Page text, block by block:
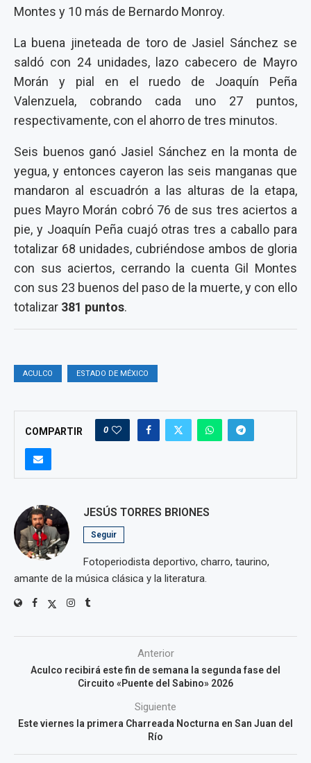
Montes y 10 más de Bernardo Monroy.
La buena jineteada de toro de Jasiel Sánchez se
saldó con 24 unidades, lazo cabecero de Mayro
Morán y pial en el ruedo de Joaquín Peña
Valenzuela, cobrando cada uno 27 puntos,
respectivamente, con el ahorro de tres minutos.
Seis buenos ganó Jasiel Sánchez en la monta de
yegua, y entonces cayeron las seis manganas que
mandaron al escuadrón a las alturas de la etapa,
pues Mayro Morán cobró 76 de sus tres aciertos a
pie, y Joaquín Peña cuajó otras tres a caballo para
totalizar 68 unidades, cubriéndose ambos de gloria
con sus aciertos, cerrando la cuenta Gil Montes
con sus 23 buenos del paso de la muerte, y con ello
totalizar 381 puntos.
ACULCO ESTADO DE MÉXICO
COMPARTIR 0
JESÚS TORRES BRIONES
Seguir
Fotoperiodista deportivo, charro, taurino,
amante de la música clásica y la literatura.
Anterior
Aculco recibirá este fin de semana la segunda fase del
Circuito «Puente del Sabino» 2026
Siguiente
Este viernes la primera Charreada Nocturna en San Juan del
Río